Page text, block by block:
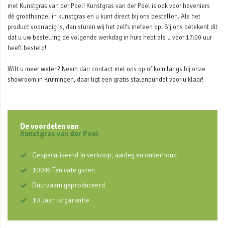
met Kunstgras van der Poel! Kunstgras van der Poel is ook voor hoveniers
dé groothandel in kunstgras en u kunt direct bij ons bestellen. Als het
product voorradig is, dan sturen wij het zelfs meteen op. Bij ons betekent dit
dat u uw bestelling de volgende werkdag in huis hebt als u voor 17:00 uur
heeft besteld!
Wilt u meer weten? Neem dan contact met ons op of kom langs bij onze
showroom in Kruiningen, daar ligt een gratis stalenbundel voor u klaar!
De voordelen van
Kunstgras van der Poel
Gespecaliseerd in verkoop, aanleg en onderhoud
100% Ten cate garen
Duurzaam geproduceerd
10 Jaar uv garantie